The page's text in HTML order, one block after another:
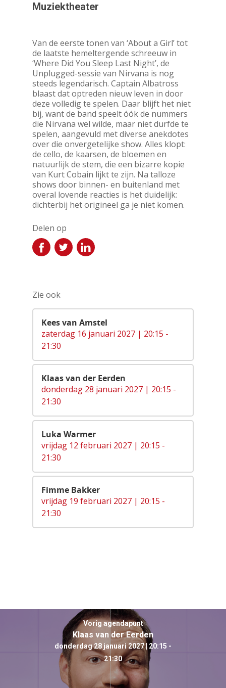
Muziektheater
Van de eerste tonen van ‘About a Girl’ tot
de laatste hemeltergende schreeuw in
‘Where Did You Sleep Last Night’, de
Unplugged-sessie van Nirvana is nog
steeds legendarisch. Captain Albatross
blaast dat optreden nieuw leven in door
deze volledig te spelen. Daar blijft het niet
bij, want de band speelt óók de nummers
die Nirvana wel wilde, maar niet durfde te
spelen, aangevuld met diverse anekdotes
over die onvergetelijke show. Alles klopt:
de cello, de kaarsen, de bloemen en
natuurlijk de stem, die een bizarre kopie
van Kurt Cobain lijkt te zijn. Na talloze
shows door binnen- en buitenland met
overal lovende reacties is het duidelijk:
dichterbij het origineel ga je niet komen.
Delen op
Zie ook
Kees van Amstel
zaterdag 16 januari 2027 | 20:15 -
21:30
Klaas van der Eerden
donderdag 28 januari 2027 | 20:15 -
21:30
Luka Warmer
vrijdag 12 februari 2027 | 20:15 -
21:30
Fimme Bakker
vrijdag 19 februari 2027 | 20:15 -
21:30
Vorig agendapunt
Klaas van der Eerden
donderdag 28 januari 2027 | 20:15 -
21:30